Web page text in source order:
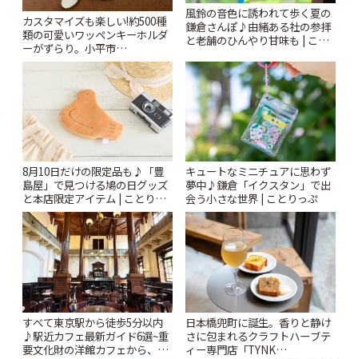
カスタマイズも楽しい!約500種
類の可愛いワッペンキーホルダ
ーがずらり。小平市
「Kimamaya T&K」 | ことりっ
風鈴の音色に誘われて歩く夏の
鎌倉さんぽ♪由緒ある社の参拝
と老舗のひんやり甘味も | こと
8月10日だけの限定品も♪「豊
島屋」で見つける鳩の日グッズ
と本店限定アイテム | ことりっ
ぷ
キュートなミニチュアに思わず
夢中♪鎌倉「イクスタン」で出
会う小さな世界 | ことりっぷ
すべて東京駅から徒歩5分以内
♪駅近カフェ最新ガイド6選~重
要文化財の洋館カフェから、改
日本橋兜町に誕生。香りと静け
さに包まれるクラフトハーブテ
ィー専門店「TYNK